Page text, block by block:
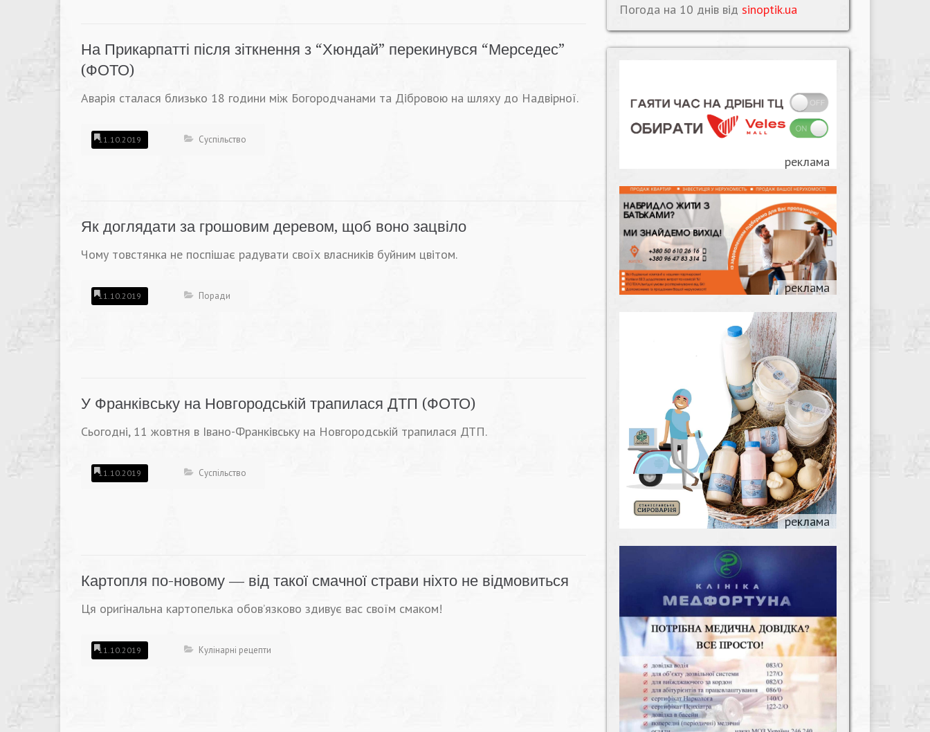
На Прикарпатті після зіткнення з “Хюндай” перекинувся “Мерседес”
(ФОТО)
Аварія сталася близько 18 години між Богородчанами та Дібровою на шляху до Надвірної.
11.10.2019 Суспільство
Як доглядати за грошовим деревом, щоб воно зацвіло
Чому товстянка не поспішає радувати своїх власників буйним цвітом.
11.10.2019 Поради
У Франківську на Новгородській трапилася ДТП (ФОТО)
Сьогодні, 11 жовтня в Івано-Франківську на Новгородській трапилася ДТП.
11.10.2019 Суспільство
Картопля по-новому — від такої смачної страви ніхто не відмовиться
Ця оригінальна картопелька обов’язково здивує вас своїм смаком!
11.10.2019 Кулінарні рецепти
Погода на 10 днів від sinoptik.ua